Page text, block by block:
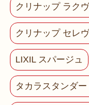
クリナップ ラク
クリナップ セレ
LIXIL スパージュ
タカラスタンダ